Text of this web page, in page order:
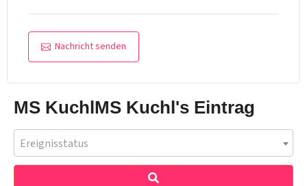
Nachricht senden
MS KuchlMS Kuchl's Eintrag
Ereignisstatus